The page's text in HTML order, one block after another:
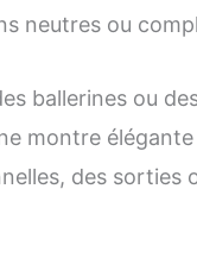
neutres ou
ballerines ou
montre
des